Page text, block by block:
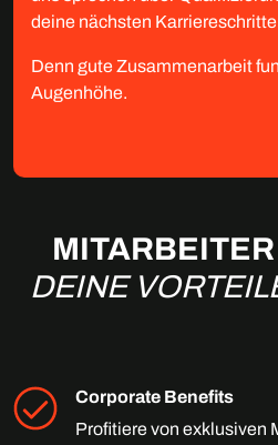
deine nächsten
Denn gute Zusammenarbeit
Augenhöhe.
DEINE
Corporate Benefits
Profitiere von exklusiven